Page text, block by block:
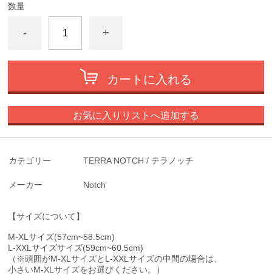
数量
- +
カートに入れる
お気に入りリストへ追加する
カテゴリー TERRA NOTCH / テラノッチ
メーカー Notch
【サイズについて】
M-XLサイズ(57cm~58.5cm)
L-XXLサイズサイズ(59cm~60.5cm)
（※頭囲がM-XLサイズとL-XXLサイズの中間の場合は、
小さいM-XLサイズをお選びください。）